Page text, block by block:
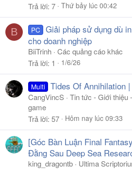
Trả lời 7 Thứ bảy lúc 00:42
B PC Giải pháp sử dụng dù
cho doanh nghiệp
BiiTrinh Các quảng cáo khác
Trả lời 1 1/6/26
Multi Tides Of Annihilation
CangVincS
Tin tức - Giới thiệu
game
Trả lời 57 Hôm nay lúc 09:33
[Góc Bàn Luận Final
Đằng Sau Deep Sea
king_dragontb
Ultima